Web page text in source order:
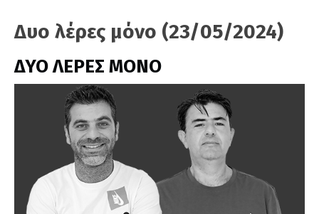
Δυο λέρες μόνο (23/05/2024)
ΔΥΟ ΛΕΡΕΣ ΜΟΝΟ